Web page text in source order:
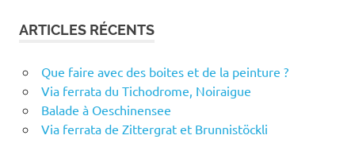
ARTICLES RÉCENTS
Que faire avec des boites et de la peinture ?
Via ferrata du Tichodrome, Noiraigue
Balade à Oeschinensee
Via ferrata de Zittergrat et Brunnistöckli